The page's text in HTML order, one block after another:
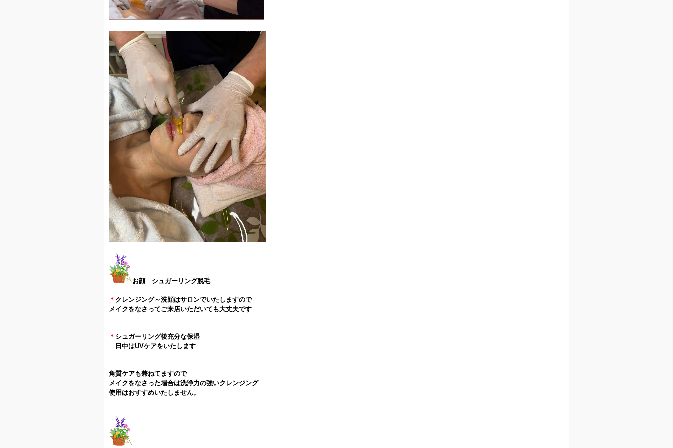
お顔 シュガーリング脱毛
＊ クレンジング～洗顔はサロンでいたしますので
メイクをなさってご来店いただいても大丈夫です
＊ シュガーリング後充分な保湿
日中はUVケアをいたします
角質ケアも兼ねてますので
メイクをなさった場合は洗浄力の強いクレンジング
使用はおすすめいたしません。